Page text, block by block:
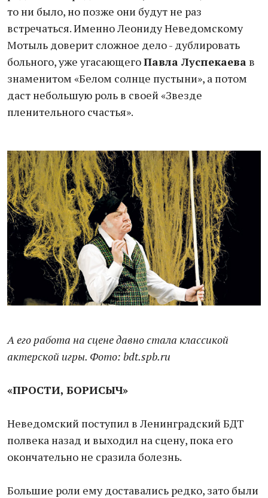
то ни было, но позже они будут не раз
встречаться. Именно Леониду Неведомскому
Мотыль доверит сложное дело - дублировать
больного, уже угасающегоПавла Луспекаева в
знаменитом «Белом солнце пустыни», а потом
даст небольшую роль в своей «Звезде
пленительного счастья».
А его работа на сцене давно стала классикой
актерской игры. Фото: bdt.spb.ru
«ПРОСТИ, БОРИСЫЧ»
Неведомский поступил в Ленинградский БДТ
полвека назад и выходил на сцену, пока его
окончательно не сразила болезнь.
Большие роли ему доставались редко, зато были